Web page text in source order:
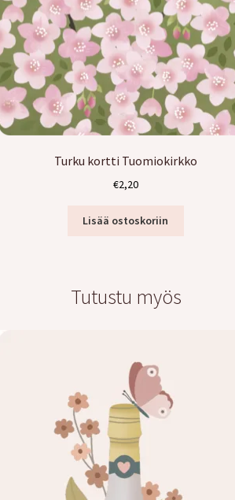
Turku kortti Tuomiokirkko
€2,20
Lisää ostoskoriin
Tutustu myös